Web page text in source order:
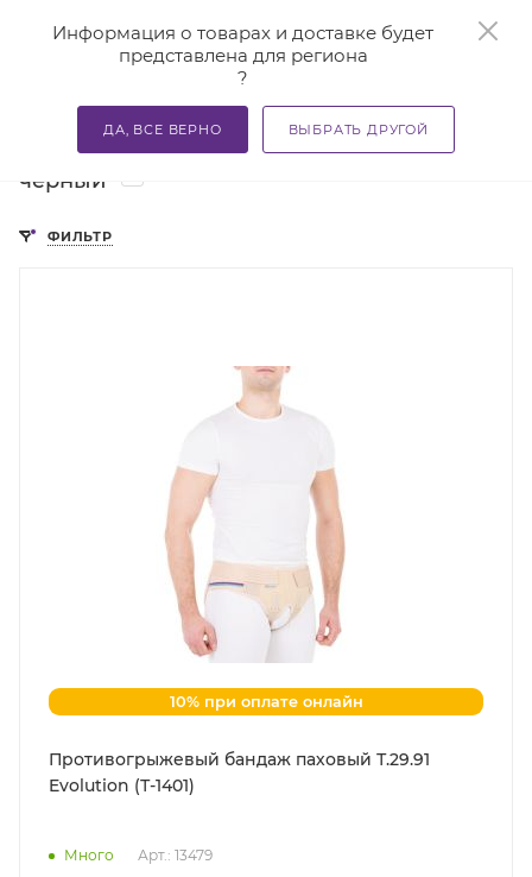
Информация о товарах и доставке будет
представлена для региона
?
ДА, ВСЕ ВЕРНО ВЫБРАТЬ ДРУГОЙ
Главная — Каталог — Бандажи и корсеты — Бандажи
Бандажи противогрыжевые цвет
черный
ФИЛЬТР
10% при оплате онлайн
Противогрыжевый бандаж паховый Т.29.91
Evolution (Т-1401)
Много Арт.: 13479